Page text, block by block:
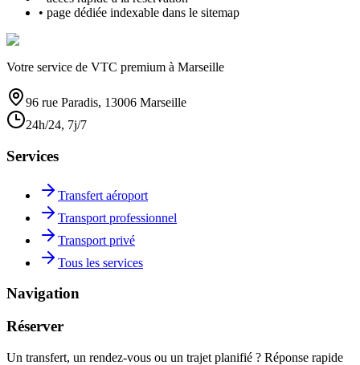
• page dédiée indexable dans le sitemap
Votre service de VTC premium à Marseille
96 rue Paradis, 13006 Marseille
24h/24, 7j/7
Services
Transfert aéroport
Transport professionnel
Transport privé
Tous les services
Navigation
Réserver
Un transfert, un rendez-vous ou un trajet planifié ? Réponse rapide